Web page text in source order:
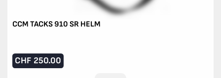
CCM TACKS 910 SR HELM
CHF 250.00